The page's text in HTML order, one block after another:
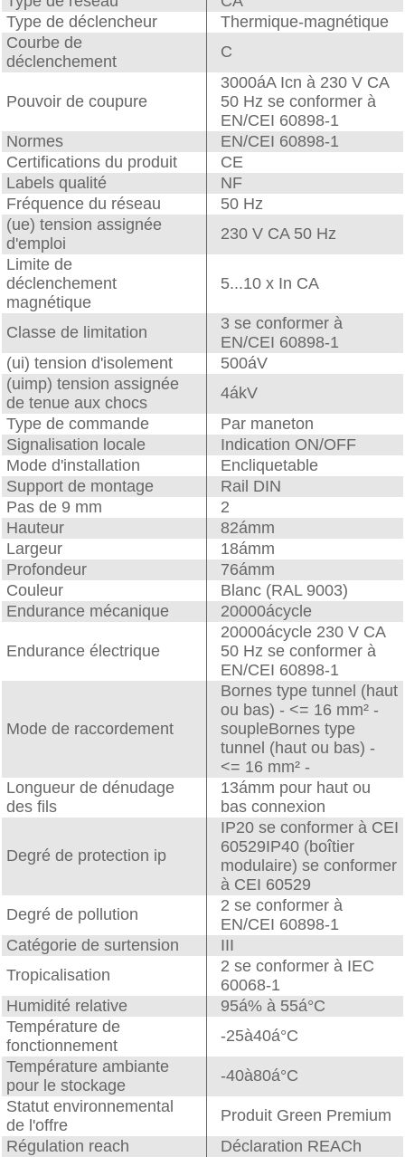
Type de déclencheur
Thermique-magnétique
Courbe de
déclenchement
C
Pouvoir de coupure
3000áA Icn à 230 V CA
50 Hz se conformer à
EN/CEI 60898-1
Normes
EN/CEI 60898-1
Certifications du produit
CE
Labels qualité
NF
Fréquence du réseau
50 Hz
(ue) tension assignée
d'emploi
230 V CA 50 Hz
Limite de
déclenchement
magnétique
5...10 x In CA
Classe de limitation
3 se conformer à
EN/CEI 60898-1
(ui) tension d'isolement
500áV
(uimp) tension assignée
de tenue aux chocs
4ákV
Type de commande
Par maneton
Signalisation locale
Indication ON/OFF
Mode d'installation
Encliquetable
Support de montage
Rail DIN
Pas de 9 mm
2
Hauteur
82ámm
Largeur
18ámm
Profondeur
76ámm
Couleur
Blanc (RAL 9003)
Endurance mécanique
20000ácycle
Endurance électrique
20000ácycle 230 V CA
50 Hz se conformer à
EN/CEI 60898-1
Mode de raccordement
Bornes type tunnel (haut
ou bas) - <= 16 mm² -
soupleBornes type
tunnel (haut ou bas) -
<= 16 mm² -
Longueur de dénudage
des fils
13ámm pour haut ou
bas connexion
Degré de protection ip
IP20 se conformer à CEI
60529IP40 (boîtier
modulaire) se conformer
à CEI 60529
Degré de pollution
2 se conformer à
EN/CEI 60898-1
Catégorie de surtension
III
Tropicalisation
2 se conformer à IEC
60068-1
Humidité relative
95á% à 55á°C
Température de
fonctionnement
-25à40á°C
Température ambiante
pour le stockage
-40à80á°C
Statut environnemental
de l'offre
Produit Green Premium
Régulation reach
Déclaration REACh